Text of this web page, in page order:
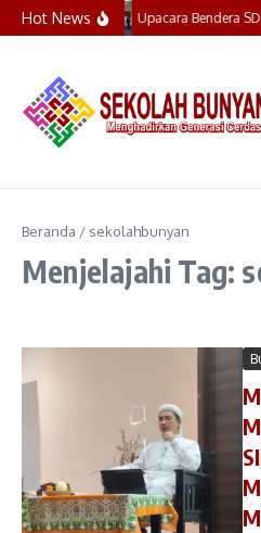
Lewati ke konten
Hot News Upacara Bendera
Beranda / sekolahbunyan
Menjelajahi Tag: